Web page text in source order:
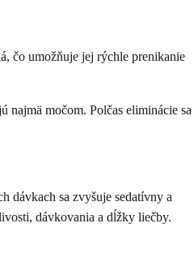
čo umožňuje jej rýchle prenikanie
najmä močom. Polčas eliminácie sa
dávkach sa zvyšuje sedatívny a
dávkovania a dĺžky liečby.